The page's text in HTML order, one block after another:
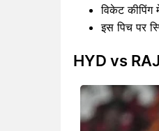
विकेट
इस पिच पर
HYD vs